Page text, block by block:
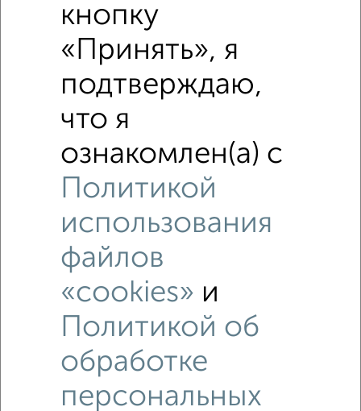
Рядом, с меньшей ценой
Недалеко от Октябрьской Революции 289 с ценой ниже
кнопку
«Принять», я
подтверждаю,
что я
ознакомлен(а) с
Политикой
использования
файлов
«cookies» и
Политикой об
обработке
персональных